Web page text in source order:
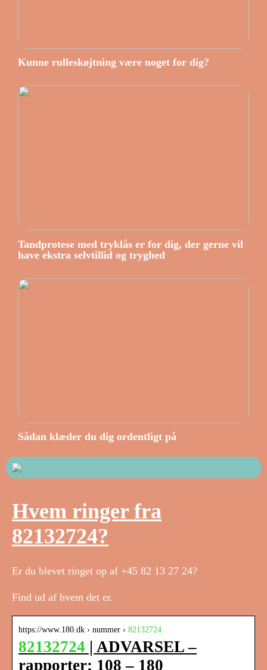
Kunne rulleskøjtning være noget for dig?
Tandprotese med tryklås er for dig, der gerne vil
have ekstra selvtillid og tryghed
Sådan klæder du dig ordentligt på
Hvem ringer fra
82132724?
Er du blevet ringet op af +45 82 13 27 24?
Find ud af hvem det er.
https://www.180.dk › nummer › 82132724
82132724 | ADVARSEL –
rapporter: 108 – 180